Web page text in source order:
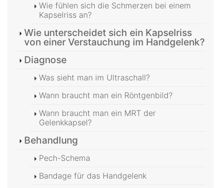
Wie fühlen sich die Schmerzen bei einem
Kapselriss an?
Wie unterscheidet sich ein Kapselriss
von einer Verstauchung im Handgelenk?
Diagnose
Was sieht man im Ultraschall?
Wann braucht man ein Röntgenbild?
Wann braucht man ein MRT der
Gelenkkapsel?
Behandlung
Pech-Schema
Bandage für das Handgelenk